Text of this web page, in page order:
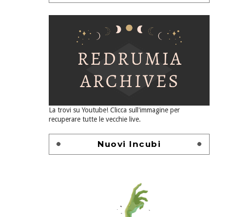
La trovi su Youtube! Clicca sull'immagine per
recuperare tutte le vecchie live.
Nuovi Incubi